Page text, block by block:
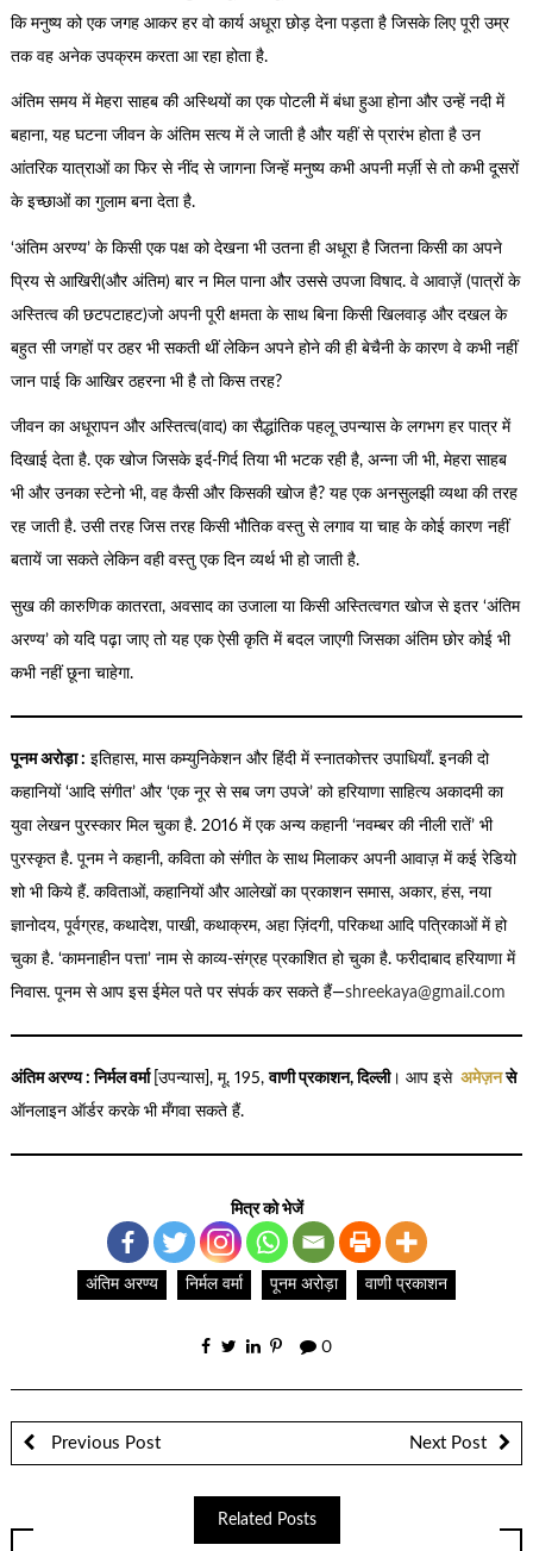
कि मनुष्य को एक जगह आकर हर वो कार्य अधूरा छोड़ देना पड़ता है जिसके लिए पूरी उम्र
तक वह अनेक उपक्रम करता आ रहा होता है.
अंतिम समय में मेहरा साहब की अस्थियों का एक पोटली में बंधा हुआ होना और उन्हें नदी में
बहाना, यह घटना जीवन के अंतिम सत्य में ले जाती है और यहीं से प्रारंभ होता है उन
आंतरिक यात्राओं का फिर से नींद से जागना जिन्हें मनुष्य कभी अपनी मर्ज़ी से तो कभी दूसरों
के इच्छाओं का गुलाम बना देता है.
‘अंतिम अरण्य’ के किसी एक पक्ष को देखना भी उतना ही अधूरा है जितना किसी का अपने
प्रिय से आखिरी(और अंतिम) बार न मिल पाना और उससे उपजा विषाद. वे आवाज़ें (पात्रों के
अस्तित्व की छटपटाहट)जो अपनी पूरी क्षमता के साथ बिना किसी खिलवाड़ और दखल के
बहुत सी जगहों पर ठहर भी सकती थीं लेकिन अपने होने की ही बेचैनी के कारण वे कभी नहीं
जान पाई कि आखिर ठहरना भी है तो किस तरह?
जीवन का अधूरापन और अस्तित्व(वाद) का सैद्धांतिक पहलू उपन्यास के लगभग हर पात्र में
दिखाई देता है. एक खोज जिसके इर्द-गिर्द तिया भी भटक रही है, अन्ना जी भी, मेहरा साहब
भी और उनका स्टेनो भी, वह कैसी और किसकी खोज है? यह एक अनसुलझी व्यथा की तरह
रह जाती है. उसी तरह जिस तरह किसी भौतिक वस्तु से लगाव या चाह के कोई कारण नहीं
बतायें जा सकते लेकिन वही वस्तु एक दिन व्यर्थ भी हो जाती है.
सुख की कारुणिक कातरता, अवसाद का उजाला या किसी अस्तित्वगत खोज से इतर ‘अंतिम
अरण्य’ को यदि पढ़ा जाए तो यह एक ऐसी कृति में बदल जाएगी जिसका अंतिम छोर कोई भी
कभी नहीं छूना चाहेगा.
पूनम अरोड़ा: इतिहास, मास कम्युनिकेशन और हिंदी में स्नातकोत्तर उपाधियाँ. इनकी दो
कहानियों ‘आदि संगीत’ और ‘एक नूर से सब जग उपजे’ को हरियाणा साहित्य अकादमी का
युवा लेखन पुरस्कार मिल चुका है. 2016 में एक अन्य कहानी ‘नवम्बर की नीली रातें’ भी
पुरस्कृत है. पूनम ने कहानी, कविता को संगीत के साथ मिलाकर अपनी आवाज़ में कई रेडियो
शो भी किये हैं. कविताओं, कहानियों और आलेखों का प्रकाशन समास, अकार, हंस, नया
ज्ञानोदय, पूर्वग्रह, कथादेश, पाखी, कथाक्रम, अहा ज़िंदगी, परिकथा आदि पत्रिकाओं में हो
चुका है. ‘कामनाहीन पत्ता’ नाम से काव्य-संग्रह प्रकाशित हो चुका है. फरीदाबाद हरियाणा में
निवास. पूनम से आप इस ईमेल पते पर संपर्क कर सकते हैं—shreekaya@gmail.com
अंतिम अरण्य : निर्मल वर्मा [उपन्यास], मू. 195,वाणी प्रकाशन, दिल्ली। आप इसे अमेज़नसे
ऑनलाइन ऑर्डर करके भी मँगवा सकते हैं.
मित्र को भेजें
अंतिम अरण्य निर्मल वर्मा पूनम अरोड़ा वाणी प्रकाशन
0
Previous Post Next Post
Related Posts